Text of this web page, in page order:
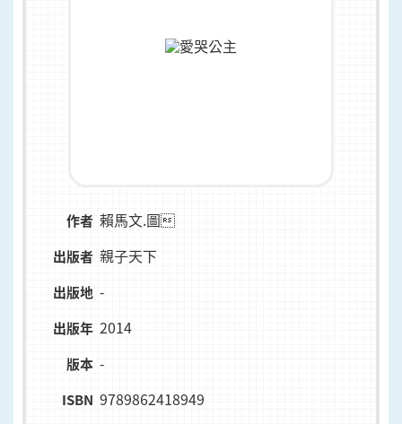
作者 賴馬文.圖
出版者 親子天下
出版地 -
出版年 2014
版本 -
ISBN 9789862418949